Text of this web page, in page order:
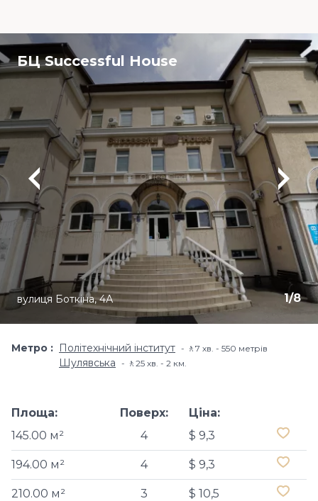
БЦ Successful House
1/8
вулиця Боткіна, 4А
Метро Політехнічний інститут 🚶7 хв. - 550 метрів
Шулявська 🚶25 хв. - 2 км.
Площа:
145.00 м²
Поверх:
4
Ціна:
$ 9,3
194.00 м² 4 $ 9,3
210.00 м² 3 $ 10,5